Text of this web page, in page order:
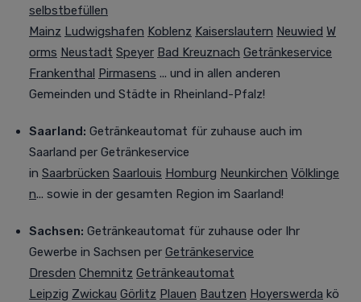
selbstbefüllen
Mainz Ludwigshafen Koblenz Kaiserslautern Neuwied W
orms Neustadt Speyer Bad Kreuznach Getränkeservice
Frankenthal Pirmasens ... und in allen anderen
Gemeinden und Städte in Rheinland-Pfalz!
Saarland: Getränkeautomat für zuhause auch im
Saarland per Getränkeservice
in Saarbrücken Saarlouis Homburg Neunkirchen Völklinge
n... sowie in der gesamten Region im Saarland!
Sachsen: Getränkeautomat für zuhause oder Ihr
Gewerbe in Sachsen per Getränkeservice
Dresden Chemnitz Getränkeautomat
Leipzig Zwickau Görlitz Plauen Bautzen Hoyerswerda kö